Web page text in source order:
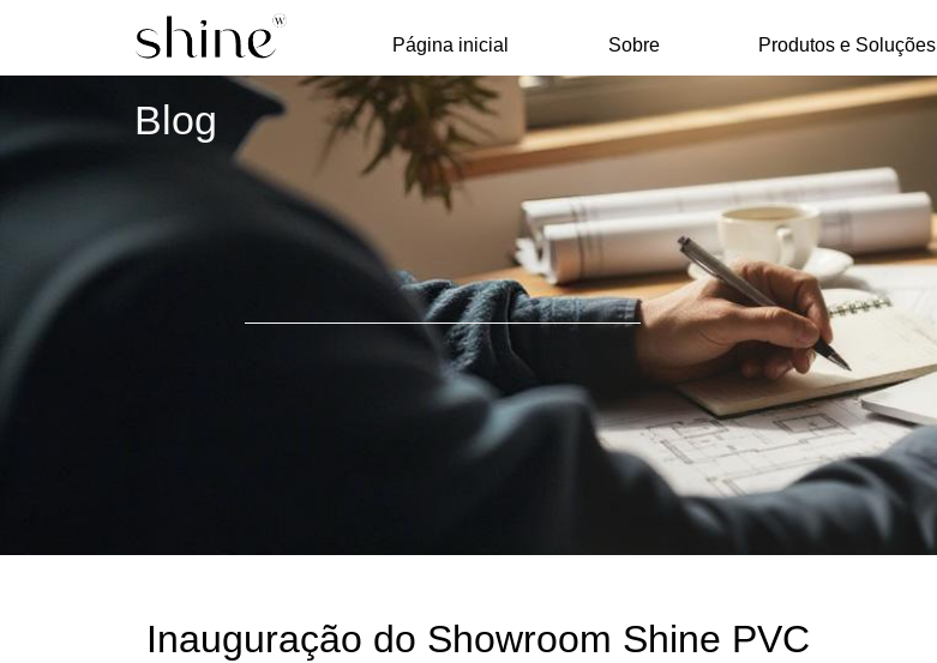
Página inicial Sobre Produtos e Soluções
Blog
Inauguração do Showroom Shine PVC